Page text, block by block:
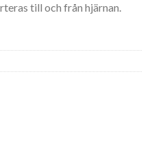
till och från hjärnan.